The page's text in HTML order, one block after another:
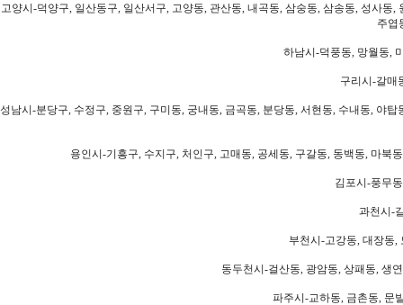
고양시-덕양구, 일산동구, 일산서구, 고양동, 관산동, 내곡동, 삼숭동, 삼송동, 성사
주엽
하남시-덕풍동, 망월동,
구리시-갈매
성남시-분당구, 수정구, 중원구, 구미동, 궁내동, 금곡동, 분당동, 서현동, 수내동, 야
용인시-기흥구, 수지구, 처인구, 고매동, 공세동, 구갈동, 동백동, 마북
김포시-풍무
과천시-
부천시-고강동, 대장동,
동두천시-걸산동, 광암동, 상패동, 생
파주시-교하동, 금촌동, 문